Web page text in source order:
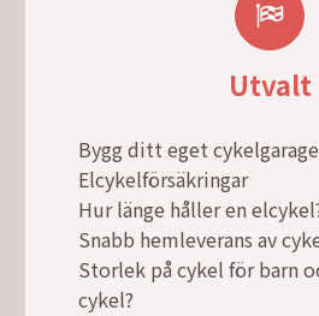
Utvalt
Bygg ditt eget cykelgarage
Elcykelförsäkringar
Hur länge håller en
Snabb hemleverans av
Storlek på cykel för barn
cykel?